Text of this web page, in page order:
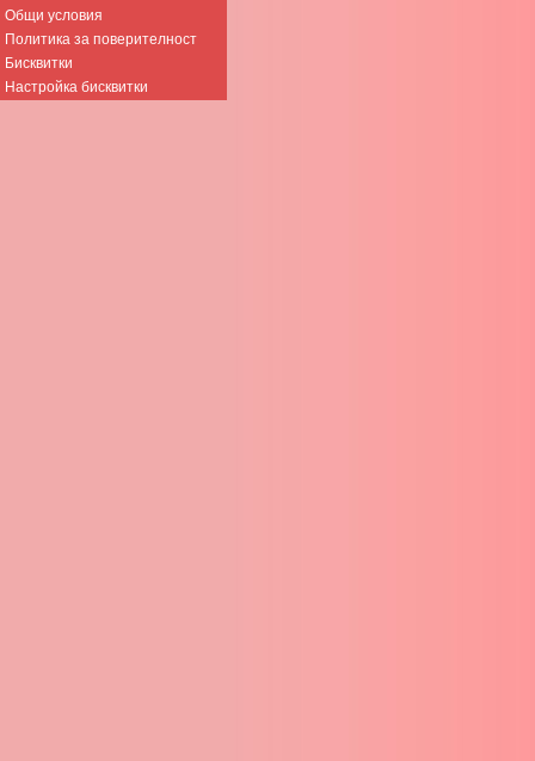
Общи условия
Политика за поверителност
Бисквитки
Настройка бисквитки